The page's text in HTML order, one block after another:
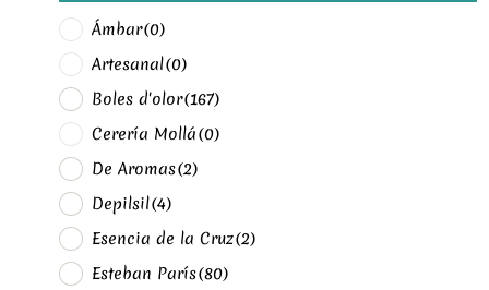
Ámbar(0)
Artesanal(0)
Boles d'olor(167)
Cerería Mollá(0)
De Aromas(2)
Depilsil(4)
Esencia de la Cruz(2)
Esteban París(80)